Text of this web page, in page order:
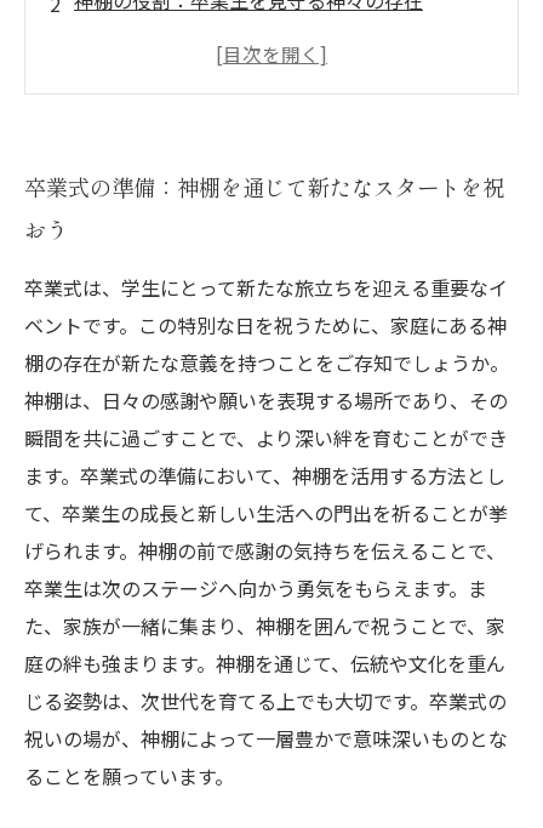
伝統と革新：神棚が卒業式にもたらす新しい視
神棚を通じて伝承される卒業式の文化
卒業式の準備：神棚を通じて新たなスタートを祝
おう
卒業式は、学生にとって新たな旅立ちを迎える重要なイ
ベントです。この特別な日を祝うために、家庭にある神
棚の存在が新たな意義を持つことをご存知でしょうか。
神棚は、日々の感謝や願いを表現する場所であり、その
瞬間を共に過ごすことで、より深い絆を育むことができ
ます。卒業式の準備において、神棚を活用する方法とし
て、卒業生の成長と新しい生活への門出を祈ることが挙
げられます。神棚の前で感謝の気持ちを伝えることで、
卒業生は次のステージへ向かう勇気をもらえます。ま
た、家族が一緒に集まり、神棚を囲んで祝うことで、家
庭の絆も強まります。神棚を通じて、伝統や文化を重ん
じる姿勢は、次世代を育てる上でも大切です。卒業式の
祝いの場が、神棚によって一層豊かで意味深いものとな
ることを願っています。